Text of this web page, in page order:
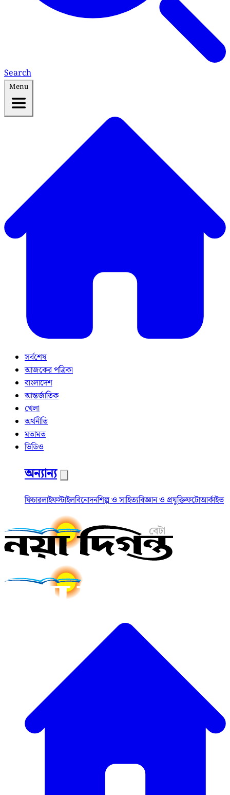
Search
Menu
সর্বশেষ
আজকের পত্রিকা
বাংলাদেশ
আন্তর্জাতিক
খেলা
অর্থনীতি
মতামত
ভিডিও
অন্যান্য
ফিচারলাইফস্টাইলবিনোদনশিল্প ও সাহিত্যবিজ্ঞান ও প্রযুক্তিফটোআর্কাইভ